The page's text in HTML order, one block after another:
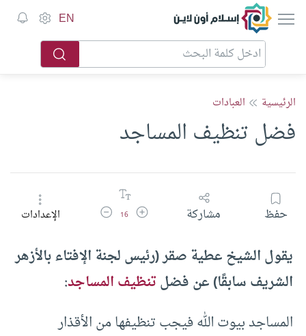
إسلام أون لاين EN
الرئيسية العبادات
فضل تنظيف المساجد
حفظ مشاركة زيادة حجم الخط
16 تقليل حجم الخطالإعدادات
يقول الشيخ عطية صقر (رئيس لجنة الإفتاء بالأزهر
الشريف سابقًا) عن فضلتنظيف المساجد:
المساجد بيوت الله فيجب تنظيفها من الأقذار